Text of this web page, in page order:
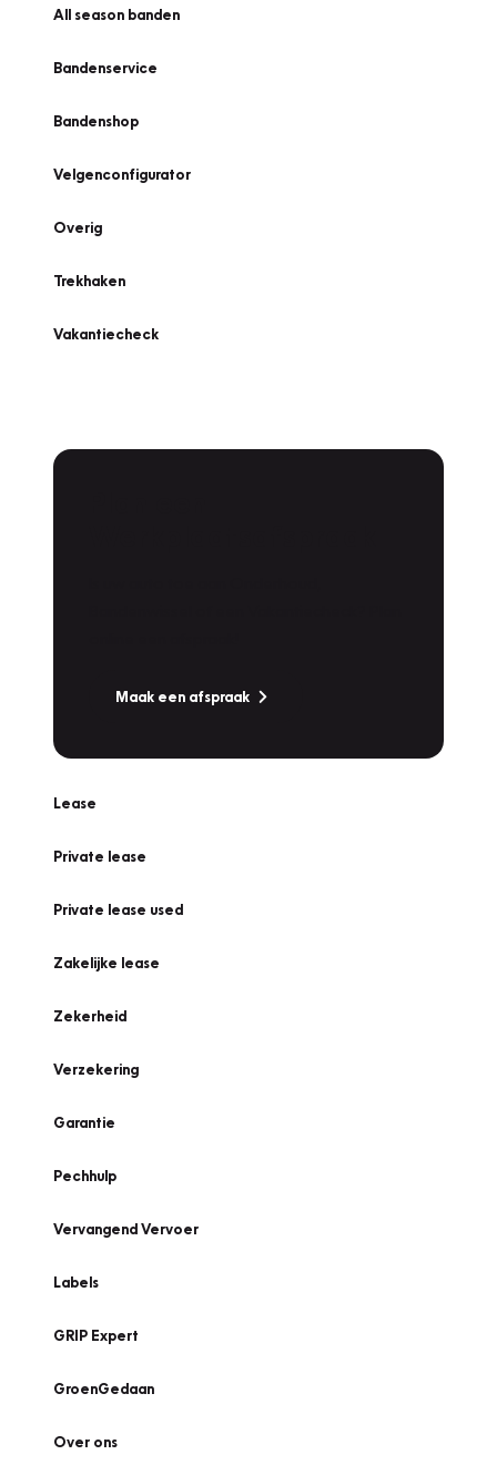
All season banden
Bandenservice
Bandenshop
Velgenconfigurator
Overig
Trekhaken
Vakantiecheck
Maak een afspraak
Lease
Private lease
Private lease used
Zakelijke lease
Zekerheid
Verzekering
Garantie
Pechhulp
Vervangend Vervoer
Labels
GRIP Expert
GroenGedaan
Over ons